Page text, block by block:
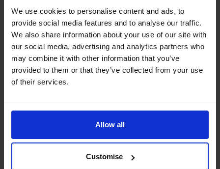
We use cookies to personalise content and ads, to
provide social media features and to analyse our traffic.
We also share information about your use of our site with
our social media, advertising and analytics partners who
may combine it with other information that you’ve
provided to them or that they’ve collected from your use
of their services.
Allow all
Customise
Le rôle et les responsabilités des CFO ont augmenté au
cours des deux dernières décennies, selon la Fédération
internationale des comptables. Selon l’organisme, cette
augmentation est due à la complexité découlant de la
mondialisation du capital et des marchés, aux facteurs
règlementaires et commerciaux, à l’augmentation des
informations et des communications et à la modification
était autrefois considéré comme un « gardien » de
l’entreprise, on s’attend maintenant à ce qu’il participe à
la réalisation des objectifs de l’entreprise.
des contrôleurs dans la tenue des livres, afin de protéger